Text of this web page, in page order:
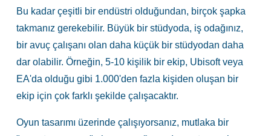
Bu kadar çeşitli bir endüstri olduğundan, birçok şapka
takmanız gerekebilir. Büyük bir stüdyoda, iş odağınız,
bir avuç çalışanı olan daha küçük bir stüdyodan daha
dar olabilir. Örneğin, 5-10 kişilik bir ekip, Ubisoft veya
EA'da olduğu gibi 1.000'den fazla kişiden oluşan bir
ekip için çok farklı şekilde çalışacaktır.
Oyun tasarımı üzerinde çalışıyorsanız, mutlaka bir